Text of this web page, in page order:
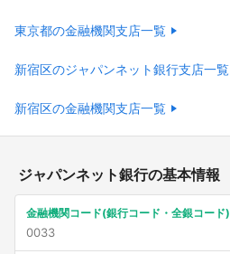
東京都の金融機関支店一覧
新宿区のジャパンネット銀行支店一覧
新宿区の金融機関支店一覧
ジャパンネット銀行の基本情報
金融機関コード(銀行コード・全銀コード)
0033